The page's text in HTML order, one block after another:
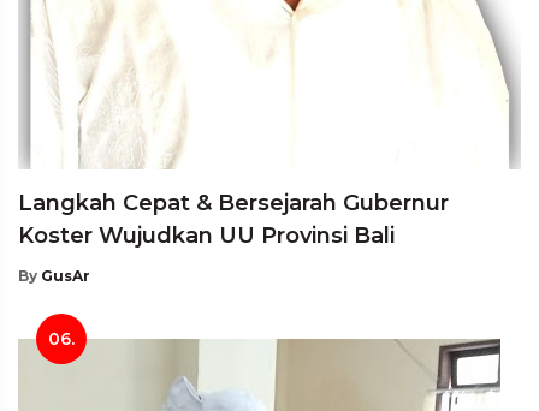
Langkah Cepat & Bersejarah Gubernur
Koster Wujudkan UU Provinsi Bali
By GusAr
06.